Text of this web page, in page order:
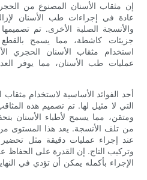
إن مثقاب الأسنان المصنوع من
عادة في إجراءات طب الأسنان
والأنسجة الصلبة الأخرى. تم
جزيئات كاشطة، مما يسمح
استخدام مثقاب الأسنان الحجري
عمليات طب الأسنان، مما يوفر
أحد الفوائد الأساسية لاستخدام
التي لا مثيل لها. تم تصميم هذه
ومتقن، مما يسمح لأطباء الأسنان
من تلف الأنسجة. يعد هذا المستوى من
عند إجراء عمليات دقيقة مثل تحضير
وتركيب التاج. إن القدرة على
الإجراء بأكمله يمكن أن تؤدي في